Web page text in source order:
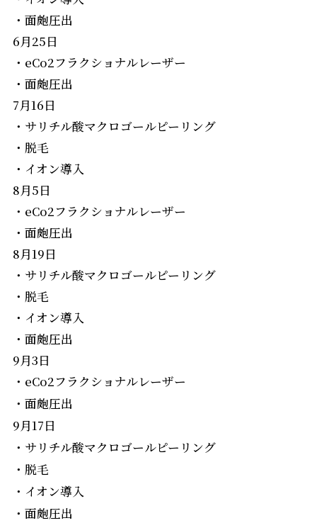
・面皰圧出
6月25日
・eCo2フラクショナルレーザー
・面皰圧出
7月16日
・サリチル酸マクロゴールピーリング
・脱毛
・イオン導入
8月5日
・eCo2フラクショナルレーザー
・面皰圧出
8月19日
・サリチル酸マクロゴールピーリング
・脱毛
・イオン導入
・面皰圧出
9月3日
・eCo2フラクショナルレーザー
・面皰圧出
9月17日
・サリチル酸マクロゴールピーリング
・脱毛
・イオン導入
・面皰圧出